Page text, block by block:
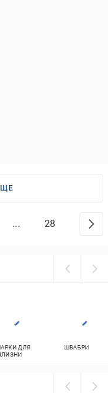
ЩЕ
... 28
ДЛЯ
ШВАБРИ